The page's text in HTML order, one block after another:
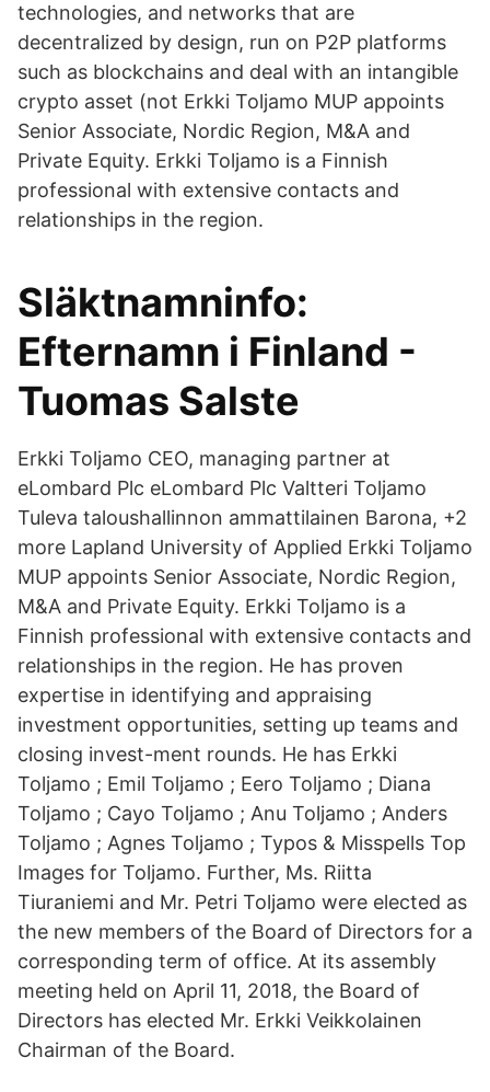
technologies, and networks that are
decentralized by design, run on P2P platforms
such as blockchains and deal with an intangible
crypto asset (not Erkki Toljamo MUP appoints
Senior Associate, Nordic Region, M&A and
Private Equity. Erkki Toljamo is a Finnish
professional with extensive contacts and
relationships in the region.
Släktnamninfo:
Efternamn i Finland -
Tuomas Salste
Erkki Toljamo CEO, managing partner at
eLombard Plc eLombard Plc Valtteri Toljamo
Tuleva taloushallinnon ammattilainen Barona, +2
more Lapland University of Applied Erkki Toljamo
MUP appoints Senior Associate, Nordic Region,
M&A and Private Equity. Erkki Toljamo is a
Finnish professional with extensive contacts and
relationships in the region. He has proven
expertise in identifying and appraising
investment opportunities, setting up teams and
closing invest-ment rounds. He has Erkki
Toljamo ; Emil Toljamo ; Eero Toljamo ; Diana
Toljamo ; Cayo Toljamo ; Anu Toljamo ; Anders
Toljamo ; Agnes Toljamo ; Typos & Misspells Top
Images for Toljamo. Further, Ms. Riitta
Tiuraniemi and Mr. Petri Toljamo were elected as
the new members of the Board of Directors for a
corresponding term of office. At its assembly
meeting held on April 11, 2018, the Board of
Directors has elected Mr. Erkki Veikkolainen
Chairman of the Board.